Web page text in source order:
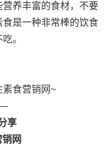
养丰富的食材，不要
是一种非常棒的饮食
。
素食营销网~
享
网